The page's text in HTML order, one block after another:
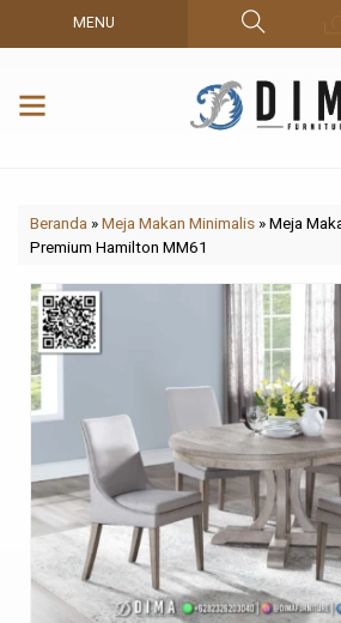
MENU
Beranda »Meja Makan Minimalis »Meja
Premium Hamilton MM61